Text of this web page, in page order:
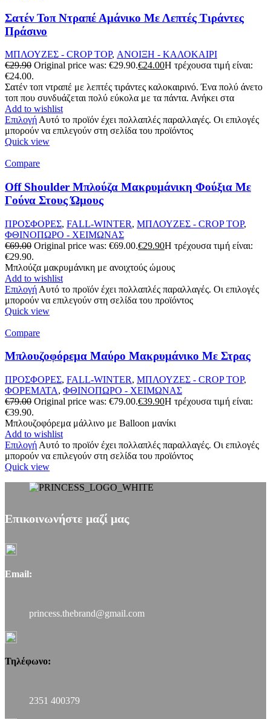
Σατέν Τοπ Ντραπέ Αμάνικο Με Λεπτές Τιράντες
Πράσινο
ΜΠΛΟΥΖΕΣ - CROP TOP, ΑΝΟΙΞΗ - ΚΑΛΟΚΑΙΡΙ
€29.90 Original price was: €29.90.€24.00Η τρέχουσα τιμή είναι:
€24.00.
Σατέν τοπ ντραπέ με λεπτές τιράντες καλοκαιρινό. Ένα πολύ άνετο
τοπ που συνδυάζεται πολύ εύκολα με τα πάντα. Ανήκει στα
Add to wishlist
Επιλογή Αυτό το προϊόν έχει πολλαπλές παραλλαγές. Οι επιλογές
μπορούν να επιλεγούν στη σελίδα του προϊόντος
Quick view
Compare
Off Shoulder Μπλούζα Μακρυμάνικη Φούξια Με
Γούνα Στους Ώμους
ΠΡΟΣΦΟΡΕΣ, FALL-WINTER, ΜΠΛΟΥΖΕΣ - CROP TOP,
ΦΘΙΝΟΠΩΡΟ - ΧΕΙΜΩΝΑΣ
€69.00 Original price was: €69.00.€29.90Η τρέχουσα τιμή είναι:
€29.90.
Μπλούζα μακρυμάνικη με ανοιχτούς ώμους
Add to wishlist
Επιλογή Αυτό το προϊόν έχει πολλαπλές παραλλαγές. Οι επιλογές
μπορούν να επιλεγούν στη σελίδα του προϊόντος
Quick view
Compare
Μπλουζοφόρεμα Μαύρο Μακρυμάνικο Με Στρας
ΠΡΟΣΦΟΡΕΣ, FALL-WINTER, ΜΠΛΟΥΖΕΣ - CROP TOP,
ΦΟΡΕΜΑΤΑ, ΦΘΙΝΟΠΩΡΟ - ΧΕΙΜΩΝΑΣ
€79.00 Original price was: €79.00.€39.90Η τρέχουσα τιμή είναι:
€39.90.
Μπλουζοφόρεμα μάλλινο με Balloon μανίκι
Add to wishlist
Επιλογή Αυτό το προϊόν έχει πολλαπλές παραλλαγές. Οι επιλογές
μπορούν να επιλεγούν στη σελίδα του προϊόντος
Quick view
Επικοινωνήστε μαζί μας
Email:
princess.thebrand@gmail.com
Τηλέφωνο:
2351 400379